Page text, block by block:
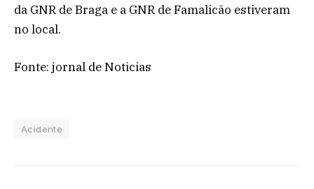
da GNR de Braga e a GNR de Famalicão estiveram
no local.
Fonte: jornal de Noticias
Acidente